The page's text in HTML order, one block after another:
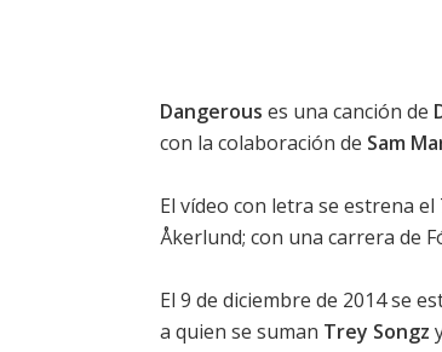
Dangerous es una canción de
con la colaboración de Sam
El vídeo con letra se estrena
Åkerlund; con una carrera de
El 9 de diciembre de 2014 se
a quien se suman Trey Songz